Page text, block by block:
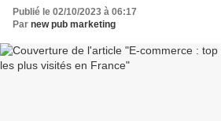
Publié le 02/10/2023 à 06:17
Par new pub marketing